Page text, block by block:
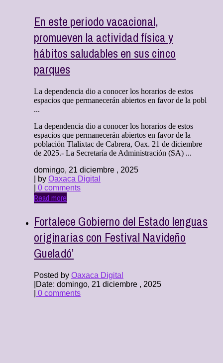
En este periodo vacacional,
promueven la actividad física y
hábitos saludables en sus cinco
parques
La dependencia dio a conocer los horarios de estos
espacios que permanecerán abiertos en favor de la pobl
...
La dependencia dio a conocer los horarios de estos
espacios que permanecerán abiertos en favor de la
población Tlalixtac de Cabrera, Oax. 21 de diciembre
de 2025.- La Secretaría de Administración (SA) ...
domingo, 21 diciembre , 2025
| by Oaxaca Digital
0 comments
Read more
Fortalece Gobierno del Estado lenguas
originarias con Festival Navideño
Gueladó’
Posted by Oaxaca Digital
Date: domingo, 21 diciembre , 2025
0 comments